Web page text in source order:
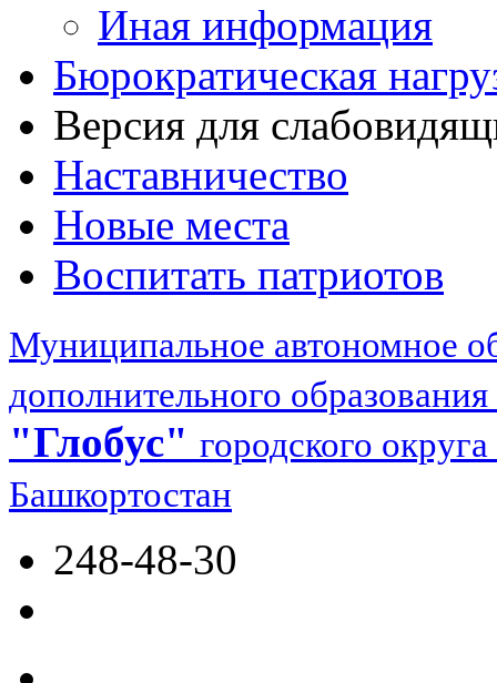
Иная информация
Бюрократическая
Версия для
Наставничество
Новые места
Воспитать патриотов
Муниципальное автономное
дополнительного образования
"Глобус" городского
Башкортостан
248-48-30